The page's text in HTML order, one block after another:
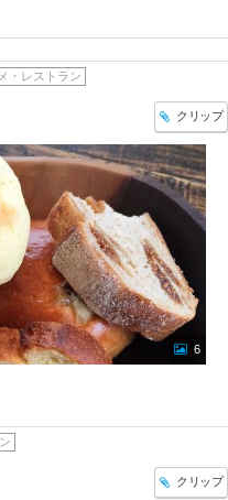
・レストラン
クリップ
6
クリップ